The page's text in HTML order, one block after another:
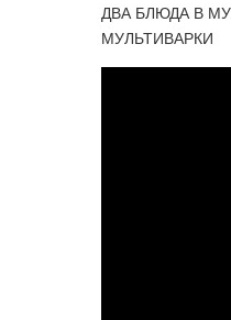
ДВА БЛЮДА В
МУЛЬТИВАРКИ